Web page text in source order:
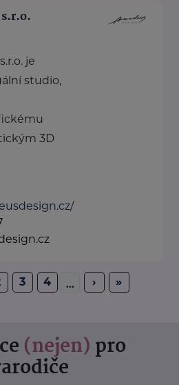
je
studio,
3D
3 4 ... › »
(nejen) pro